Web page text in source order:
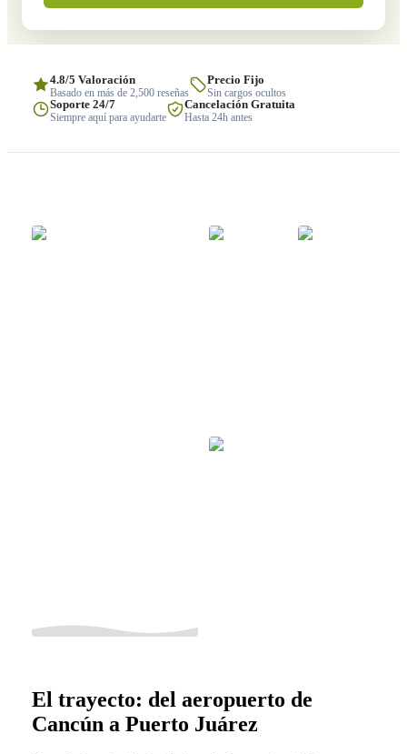
4.8/5 Valoración
Basado en más de 2,500 reseñas
Precio Fijo
Sin cargos ocultos
Soporte 24/7
Siempre aquí para ayudarte
Cancelación Gratuita
Hasta 24h antes
El trayecto: del aeropuerto de
Cancún a Puerto Juárez